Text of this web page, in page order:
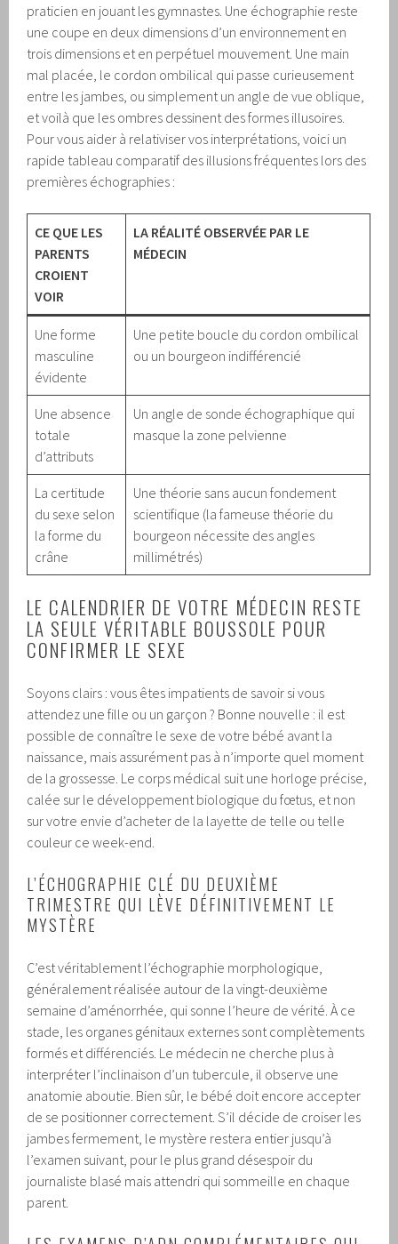
praticien en jouant les gymnastes. Une échographie reste
une coupe en deux dimensions d’un environnement en
trois dimensions et en perpétuel mouvement. Une main
mal placée, le cordon ombilical qui passe curieusement
entre les jambes, ou simplement un angle de vue oblique,
et voilà que les ombres dessinent des formes illusoires.
Pour vous aider à relativiser vos interprétations, voici un
rapide tableau comparatif des illusions fréquentes lors des
premières échographies :
CE QUE LES
PARENTS
CROIENT
VOIR
LA RÉALITÉ OBSERVÉE PAR LE
MÉDECIN
Une forme
masculine
évidente
Une petite boucle du cordon ombilical
ou un bourgeon indifférencié
Une absence
totale
d’attributs
Un angle de sonde échographique qui
masque la zone pelvienne
La certitude
du sexe selon
la forme du
crâne
Une théorie sans aucun fondement
scientifique (la fameuse théorie du
bourgeon nécessite des angles
millimétrés)
LE CALENDRIER DE VOTRE MÉDECIN RESTE
LA SEULE VÉRITABLE BOUSSOLE POUR
CONFIRMER LE SEXE
Soyons clairs : vous êtes impatients de savoir si vous
attendez une fille ou un garçon ? Bonne nouvelle : il est
possible de connaître le sexe de votre bébé avant la
naissance, mais assurément pas à n’importe quel moment
de la grossesse. Le corps médical suit une horloge précise,
calée sur le développement biologique du fœtus, et non
sur votre envie d’acheter de la layette de telle ou telle
couleur ce week-end.
L’ÉCHOGRAPHIE CLÉ DU DEUXIÈME
TRIMESTRE QUI LÈVE DÉFINITIVEMENT LE
MYSTÈRE
C’est véritablement l’échographie morphologique,
généralement réalisée autour de la vingt-deuxième
semaine d’aménorrhée, qui sonne l’heure de vérité. À ce
stade, les organes génitaux externes sont complètements
formés et différenciés. Le médecin ne cherche plus à
interpréter l’inclinaison d’un tubercule, il observe une
anatomie aboutie. Bien sûr, le bébé doit encore accepter
de se positionner correctement. S’il décide de croiser les
jambes fermement, le mystère restera entier jusqu’à
l’examen suivant, pour le plus grand désespoir du
journaliste blasé mais attendri qui sommeille en chaque
parent.